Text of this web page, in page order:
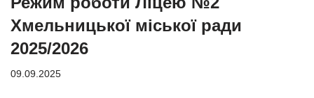
Хмельницької міської ради
2025/2026
09.09.2025